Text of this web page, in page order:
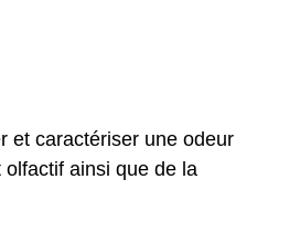
et caractériser une odeur
olfactif ainsi que de la